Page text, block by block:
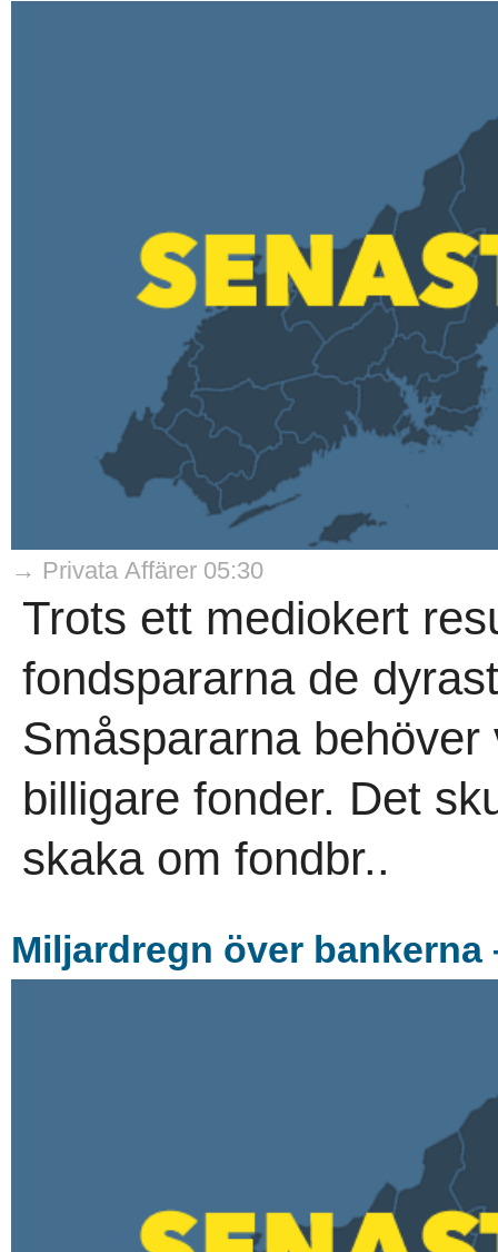
→ Privata Affärer 05:30
Trots ett mediokert
fondspararna de
Småspararna
billigare fonder. Det
skaka om fondbr..
Miljardregn över